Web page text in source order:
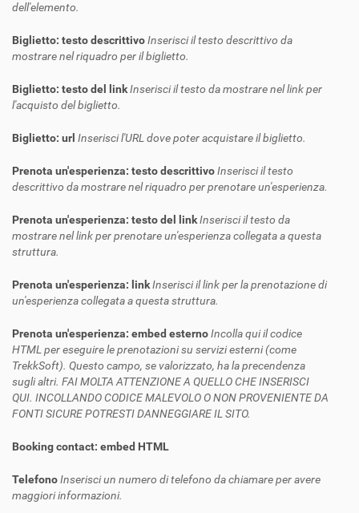
dell'elemento.
Biglietto: testo descrittivoInserisci il testo descrittivo da
mostrare nel riquadro per il biglietto.
Biglietto: testo del linkInserisci il testo da mostrare nel link per
l'acquisto del biglietto.
Biglietto: url Inserisci l'URL dove poter acquistare il biglietto.
Prenota un'esperienza: testo descrittivoInserisci il testo
descrittivo da mostrare nel riquadro per prenotare un'esperienza.
Prenota un'esperienza: testo del linkInserisci il testo da
mostrare nel link per prenotare un'esperienza collegata a questa
struttura.
Prenota un'esperienza: linkInserisci il link per la prenotazione di
un'esperienza collegata a questa struttura.
Prenota un'esperienza: embed esternoIncolla qui il codice
HTML per eseguire le prenotazioni su servizi esterni (come
TrekkSoft). Questo campo, se valorizzato, ha la precendenza
sugli altri. FAI MOLTA ATTENZIONE A QUELLO CHE INSERISCI
QUI. INCOLLANDO CODICE MALEVOLO O NON PROVENIENTE DA
FONTI SICURE POTRESTI DANNEGGIARE IL SITO.
Booking contact: embed HTML
TelefonoInserisci un numero di telefono da chiamare per avere
maggiori informazioni.